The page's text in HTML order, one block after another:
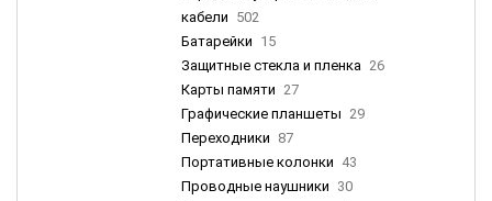
кабели 502
Батарейки 15
Защитные стекла и пленка 26
Карты памяти 27
Графические планшеты 29
Переходники 87
Портативные колонки 43
Проводные наушники 30